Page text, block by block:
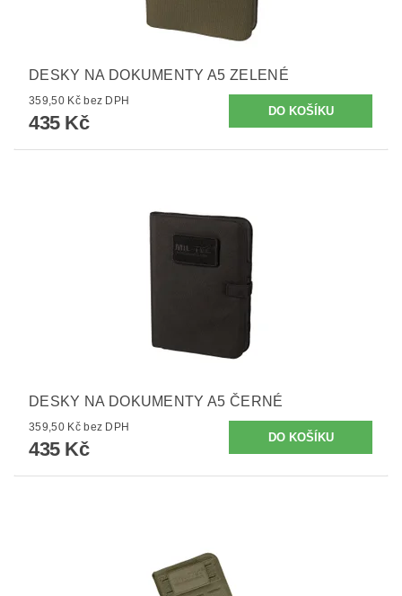
DESKY NA DOKUMENTY A5 ZELENÉ
359,50 Kč bez DPH
435 Kč
DESKY NA DOKUMENTY A5 ČERNÉ
359,50 Kč bez DPH
435 Kč